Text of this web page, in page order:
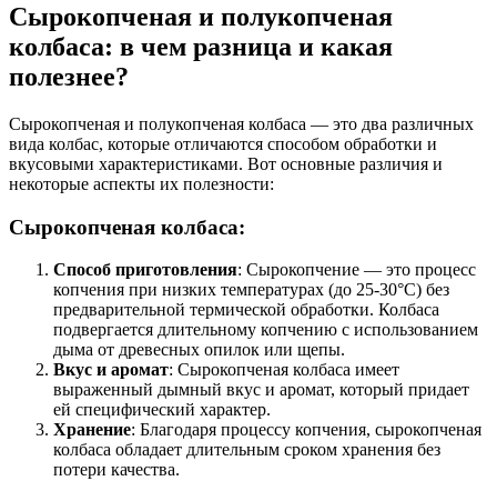
Сырокопченая и полукопченая
колбаса: в чем разница и какая
полезнее?
Сырокопченая и полукопченая колбаса — это два различных
вида колбас, которые отличаются способом обработки и
вкусовыми характеристиками. Вот основные различия и
некоторые аспекты их полезности:
Сырокопченая колбаса:
Способ приготовления: Сырокопчение — это процесс
копчения при низких температурах (до 25-30°C) без
предварительной термической обработки. Колбаса
подвергается длительному копчению с использованием
дыма от древесных опилок или щепы.
Вкус и аромат: Сырокопченая колбаса имеет
выраженный дымный вкус и аромат, который придает
ей специфический характер.
Хранение: Благодаря процессу копчения, сырокопченая
колбаса обладает длительным сроком хранения без
потери качества.